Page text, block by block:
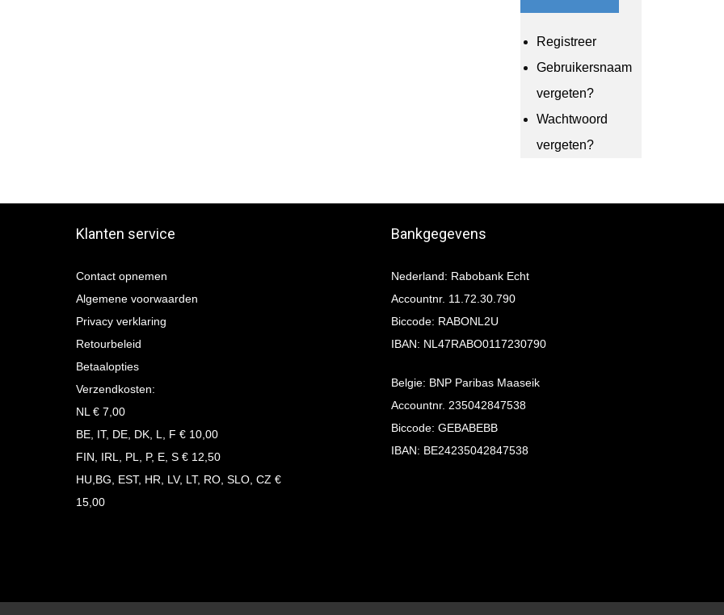
Registreer
Gebruikersnaam
vergeten?
Wachtwoord
vergeten?
Klanten service
Contact opnemen
Algemene voorwaarden
Privacy verklaring
Retourbeleid
Betaalopties
Verzendkosten:
NL € 7,00
BE, IT, DE, DK, L, F € 10,00
FIN, IRL, PL, P, E, S € 12,50
HU,BG, EST, HR, LV, LT, RO, SLO, CZ €
15,00
Bankgegevens
Nederland: Rabobank Echt
Accountnr. 11.72.30.790
Biccode: RABONL2U
IBAN: NL47RABO0117230790
Belgie: BNP Paribas Maaseik
Accountnr. 235042847538
Biccode: GEBABEBB
IBAN: BE24235042847538